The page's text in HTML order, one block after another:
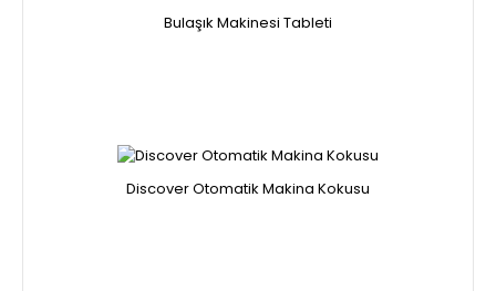
Bulaşık Makinesi Tableti
Discover Otomatik Makina Kokusu